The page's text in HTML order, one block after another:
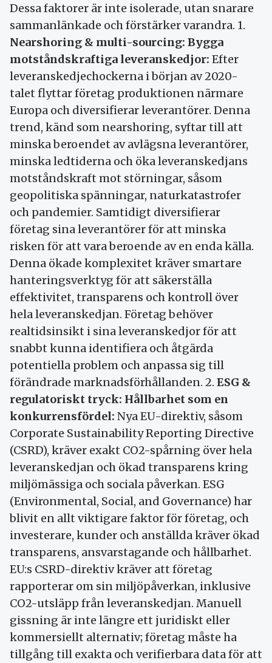
Dessa faktorer är inte isolerade, utan snarare
sammanlänkade och förstärker varandra. 1.
Nearshoring & multi-sourcing: Bygga
motståndskraftiga leveranskedjor: Efter
leveranskedjechockerna i början av 2020-
talet flyttar företag produktionen närmare
Europa och diversifierar leverantörer. Denna
trend, känd som nearshoring, syftar till att
minska beroendet av avlägsna leverantörer,
minska ledtiderna och öka leveranskedjans
motståndskraft mot störningar, såsom
geopolitiska spänningar, naturkatastrofer
och pandemier. Samtidigt diversifierar
företag sina leverantörer för att minska
risken för att vara beroende av en enda källa.
Denna ökade komplexitet kräver smartare
hanteringsverktyg för att säkerställa
effektivitet, transparens och kontroll över
hela leveranskedjan. Företag behöver
realtidsinsikt i sina leveranskedjor för att
snabbt kunna identifiera och åtgärda
potentiella problem och anpassa sig till
förändrade marknadsförhållanden. 2. ESG &
regulatoriskt tryck: Hållbarhet som en
konkurrensfördel: Nya EU-direktiv, såsom
Corporate Sustainability Reporting Directive
(CSRD), kräver exakt CO2-spårning över hela
leveranskedjan och ökad transparens kring
miljömässiga och sociala påverkan. ESG
(Environmental, Social, and Governance) har
blivit en allt viktigare faktor för företag, och
investerare, kunder och anställda kräver ökad
transparens, ansvarstagande och hållbarhet.
EU:s CSRD-direktiv kräver att företag
rapporterar om sin miljöpåverkan, inklusive
CO2-utsläpp från leveranskedjan. Manuell
gissning är inte längre ett juridiskt eller
kommersiellt alternativ; företag måste ha
tillgång till exakta och verifierbara data för att